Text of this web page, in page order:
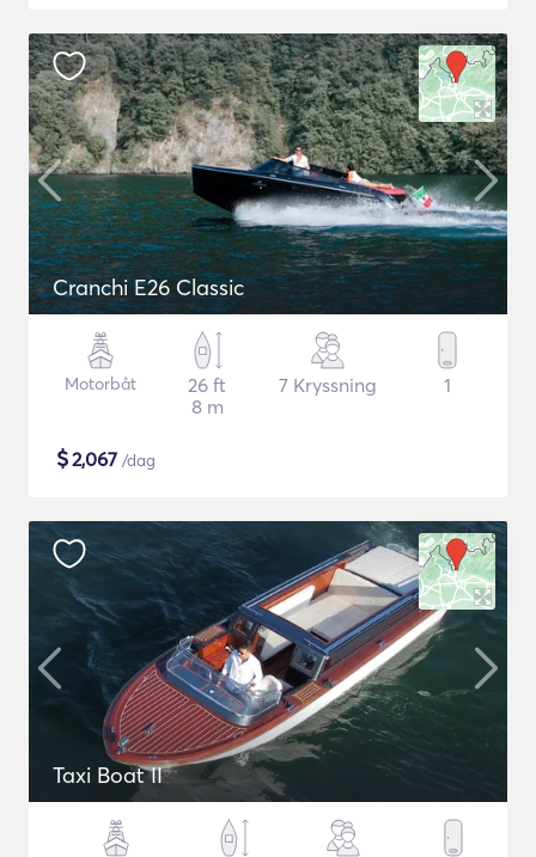
Cranchi E26 Classic
Motorbåt
26 ft
8 m
7 Kryssning 1
$2,067 /dag
Taxi Boat II